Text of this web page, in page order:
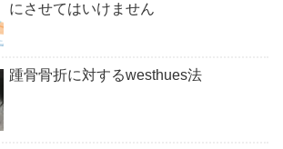
にさせてはいけません
踵骨骨折に対するwesthues法